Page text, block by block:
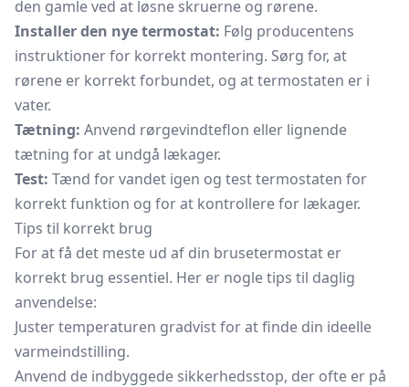
den gamle ved at løsne skruerne og rørene.
Installer den nye termostat: Følg producentens
instruktioner for korrekt montering. Sørg for, at
rørene er korrekt forbundet, og at termostaten er i
vater.
Tætning: Anvend rørgevindteflon eller lignende
tætning for at undgå lækager.
Test: Tænd for vandet igen og test termostaten for
korrekt funktion og for at kontrollere for lækager.
Tips til korrekt brug
For at få det meste ud af din brusetermostat er
korrekt brug essentiel. Her er nogle tips til daglig
anvendelse:
Juster temperaturen gradvist for at finde din ideelle
varmeindstilling.
Anvend de indbyggede sikkerhedsstop, der ofte er på